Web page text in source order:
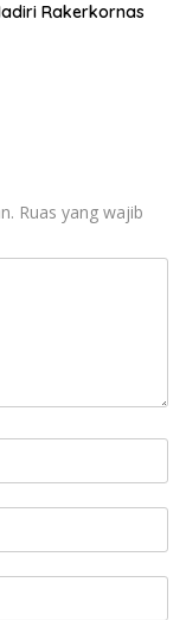
Rakerkornas
Ruas yang wajib